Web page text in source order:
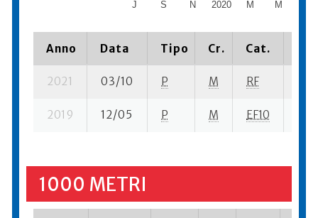
2020
J S N M M
Anno Data Tipo Cr. Cat.
2021 03/10 P M RF
2019 12/05 P M EF10
1000 METRI